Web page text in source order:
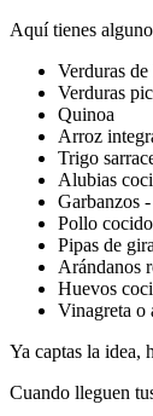
Aquí tienes
Verduras
Verduras
Quinoa
Arroz
Trigo
Alubias
Garbanzos
Pollo
Pipas de
Arándanos
Huevos
Vinagreta o
Ya captas la idea,
Cuando lleguen